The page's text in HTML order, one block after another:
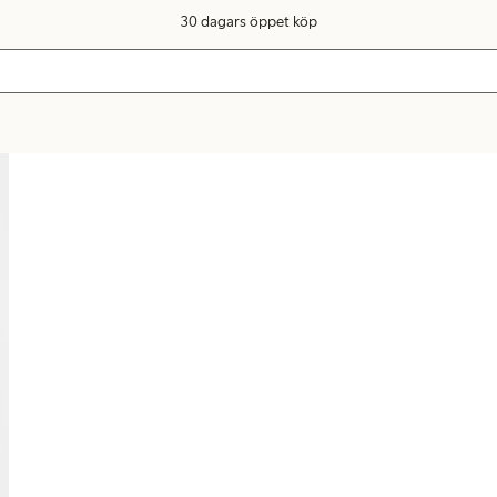
30 dagars öppet köp